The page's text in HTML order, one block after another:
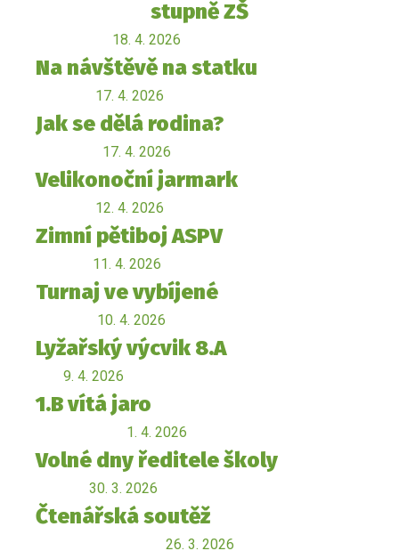
stupně ZŠ
18. 4. 2026
Na návštěvě na statku
17. 4. 2026
Jak se dělá rodina?
17. 4. 2026
Velikonoční jarmark
12. 4. 2026
Zimní pětiboj ASPV
11. 4. 2026
Turnaj ve vybíjené
10. 4. 2026
Lyžařský výcvik 8.A
9. 4. 2026
1.B vítá jaro
1. 4. 2026
Volné dny ředitele školy
30. 3. 2026
Čtenářská soutěž
26. 3. 2026